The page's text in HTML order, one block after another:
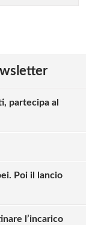
partecipa al
Poi il lancio
l’incarico